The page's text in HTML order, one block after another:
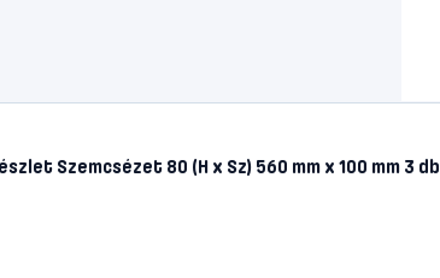
Szemcsézet 80 (H x Sz) 560 mm x 100 mm 3 db